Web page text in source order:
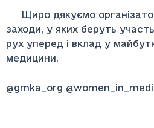
Щиро дякуємо
заходи, у яких беруть
рух уперед і вклад у
медицини.
@gmka_org